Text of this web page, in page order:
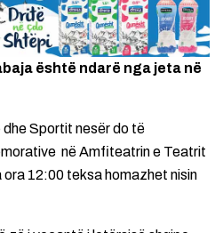
është ndarë nga jeta në
dhe Sportit nesër do të
në Amfiteatrin e Teatrit
12:00 teksa homazhet nisin